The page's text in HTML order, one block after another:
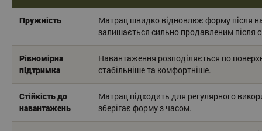
Пружність
Матрац швидко відновлює форму після
залишається сильно продавленим після
Рівномірна
підтримка
Навантаження розподіляється по
стабільніше та комфортніше.
Стійкість до
навантажень
Матрац підходить для регулярного
зберігає форму з часом.